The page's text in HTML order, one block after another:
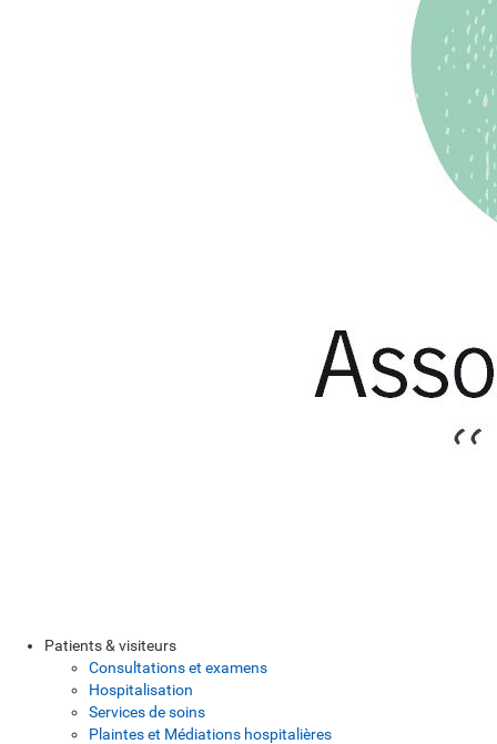
Patients & visiteurs
Consultations et examens
Hospitalisation
Services de soins
Plaintes et Médiations hospitalières